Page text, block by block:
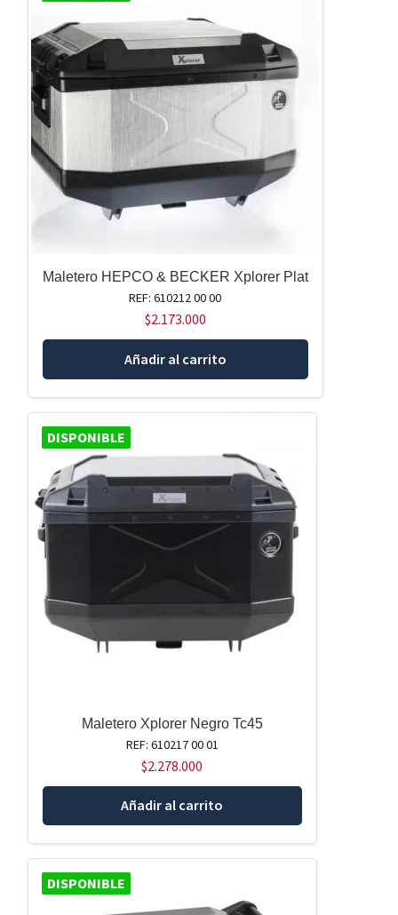
Maletero HEPCO & BECKER Xplorer Plat
REF: 610212 00 00
$2.173.000
Añadir al carrito
DISPONIBLE
Maletero Xplorer Negro Tc45
REF: 610217 00 01
$2.278.000
Añadir al carrito
DISPONIBLE